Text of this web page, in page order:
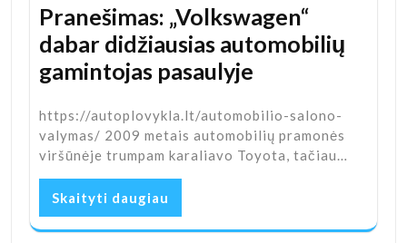
Pranešimas: „Volkswagen“
dabar didžiausias automobilių
gamintojas pasaulyje
https://autoplovykla.lt/automobilio-salono-
valymas/ 2009 metais automobilių pramonės
viršūnėje trumpam karaliavo Toyota, tačiau…
Skaityti daugiau